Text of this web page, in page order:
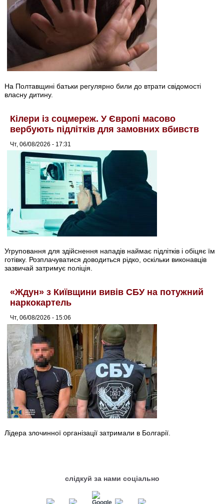
На Полтавщині батьки регулярно били до втрати свідомості
власну дитину.
Кілери із соцмереж. У Європі масово
вербують підлітків для замовних вбивств
Чт, 06/08/2026 - 17:31
Угруповання для здійснення нападів наймає підлітків і обіцяє їм
готівку. Розплачуватися доводиться рідко, оскільки виконавців
зазвичай затримує поліція.
«Ждун» з Київщини вивів СБУ на потужний
наркокартель
Чт, 06/08/2026 - 15:06
Лідера злочинної організації затримали в Болгарії.
слідкуй за нами соціально